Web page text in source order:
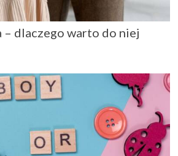
– dlaczego warto do niej